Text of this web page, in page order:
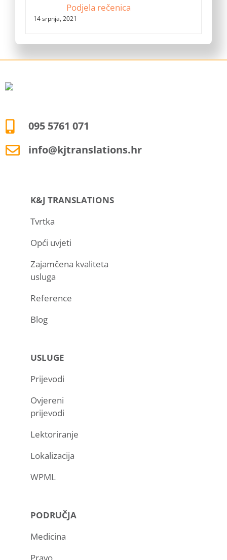
Podjela rečenica
14 srpnja, 2021
095 5761 071
info@kjtranslations.hr
K&J TRANSLATIONS
Tvrtka
Opći uvjeti
Zajamčena kvaliteta
usluga
Reference
Blog
USLUGE
Prijevodi
Ovjereni
prijevodi
Lektoriranje
Lokalizacija
WPML
PODRUČJA
Medicina
Pravo